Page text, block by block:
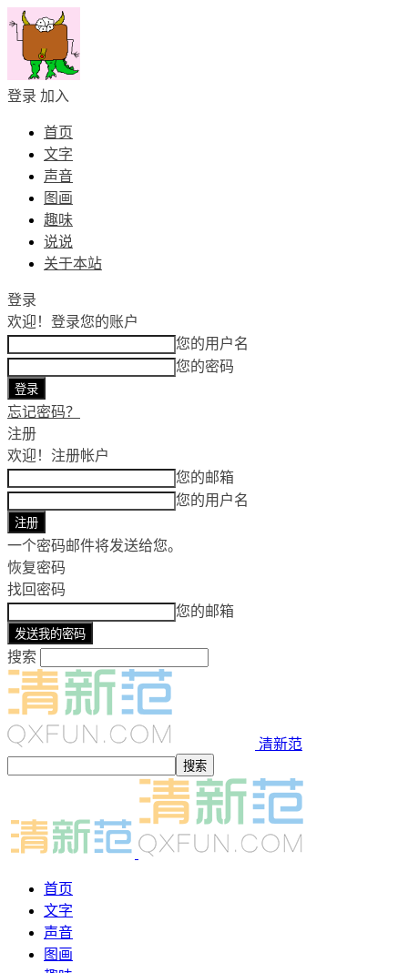
登录 加入
首页
文字
声音
图画
趣味
说说
关于本站
登录
欢迎！ 登录您的账户
您的用户名
您的密码
忘记密码？
注册
欢迎！ 注册帐户
您的邮箱
您的用户名
一个密码邮件将发送给您。
恢复密码
找回密码
您的邮箱
搜索
清新范
首页
文字
声音
图画